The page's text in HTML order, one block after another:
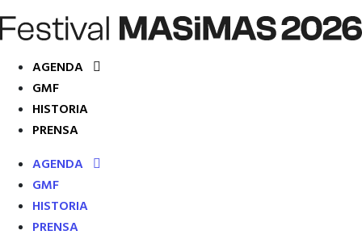
AGENDA
GMF
HISTORIA
PRENSA
AGENDA
GMF
HISTORIA
PRENSA